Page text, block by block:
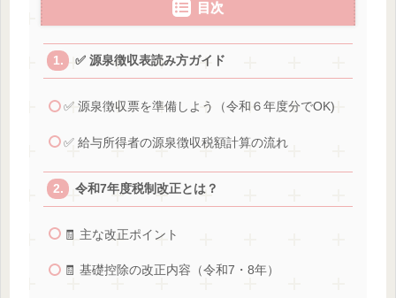
目次
✅ 源泉徴収表読み方ガイド
✅ 源泉徴収票を準備しよう（令和６年度分でOK)
✅ 給与所得者の源泉徴収税額計算の流れ
令和7年度税制改正とは？
🧾 主な改正ポイント
🧾 基礎控除の改正内容（令和7・8年）